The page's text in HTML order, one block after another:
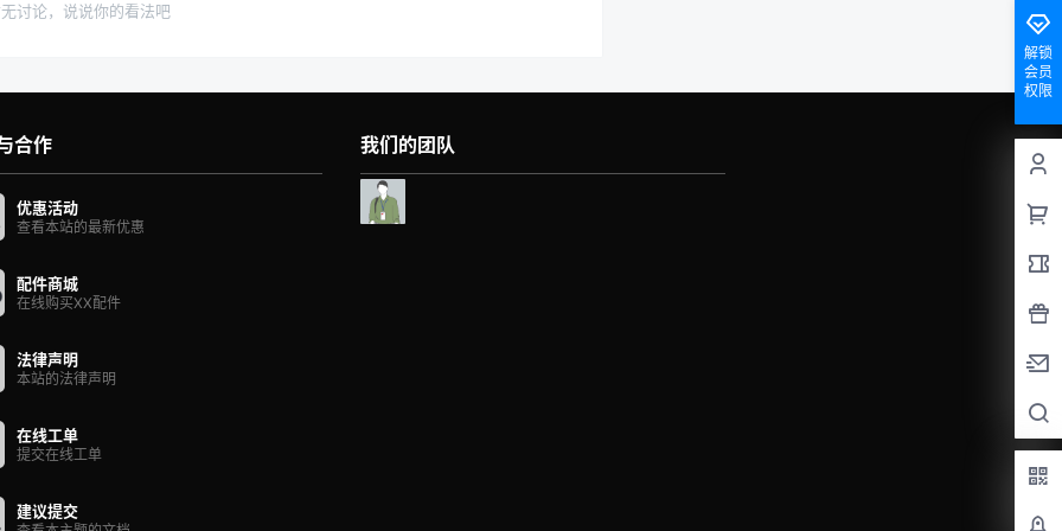
讨论，说说你的看法吧
解锁
会员
权限
合作
优惠活动
查看本站的最新优惠
配件商城
在线购买XX配件
法律声明
本站的法律声明
在线工单
提交在线工单
建议提交
我们的团队